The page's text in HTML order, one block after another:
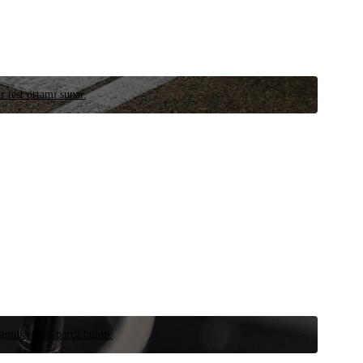
test ortamı sunar.
yedek parça bulun.